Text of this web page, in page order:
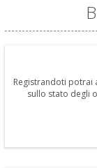
Registrandoti potrai
sullo stato degli